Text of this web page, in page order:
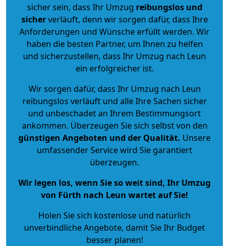
sicher sein, dass Ihr Umzug reibungslos und
sicherverläuft, denn wir sorgen dafür, dass Ihre
Anforderungen und Wünsche erfüllt werden. Wir
haben die besten Partner, um Ihnen zu helfen
und sicherzustellen, dass Ihr Umzug nach Leun
ein erfolgreicher ist.
Wir sorgen dafür, dass Ihr Umzug nach Leun
reibungslos verläuft und alle Ihre Sachen sicher
und unbeschadet an Ihrem Bestimmungsort
ankommen. Überzeugen Sie sich selbst von den
günstigen Angeboten und der Qualität. Unsere
umfassender Service wird Sie garantiert
überzeugen.
Wir legen los, wenn Sie so weit sind, Ihr Umzug
von Fürth nach Leun wartet auf Sie!
Holen Sie sich kostenlose und natürlich
unverbindliche Angebote, damit Sie Ihr Budget
besser planen!